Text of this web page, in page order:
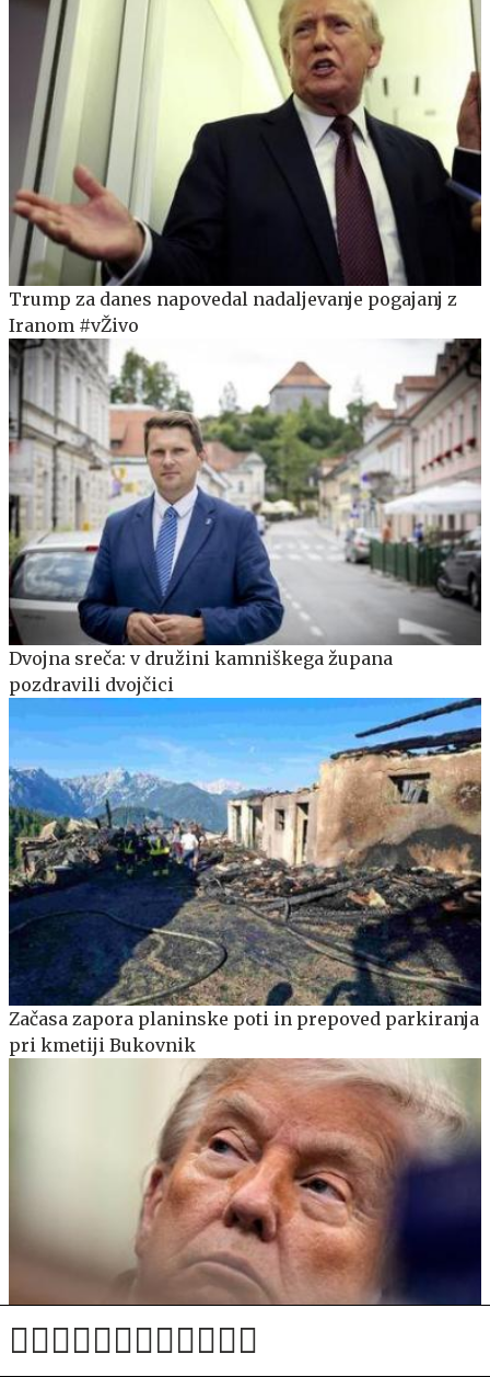
Trump za danes napovedal nadaljevanje pogajanj z
Iranom #vŽivo
Dvojna sreča: v družini kamniškega župana
pozdravili dvojčici
Začasa zapora planinske poti in prepoved parkiranja
pri kmetiji Bukovnik